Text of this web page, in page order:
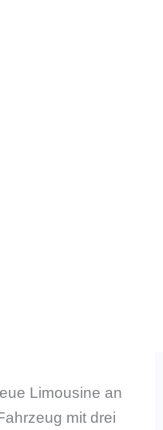
Limousine an
mit drei